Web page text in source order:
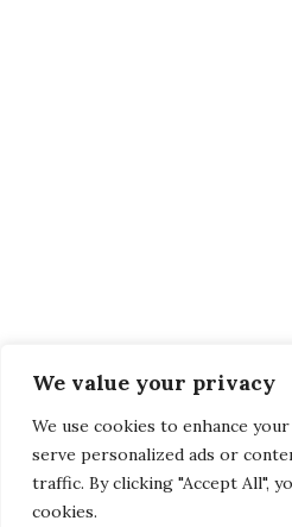
We value your privacy
We use cookies to enhance
serve personalized ads or
traffic. By clicking "Accept All",
cookies.